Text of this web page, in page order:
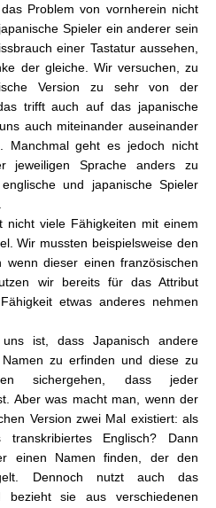
Problem von vornherein nicht
Spieler ein anderer sein
einer Tastatur aussehen,
der gleiche. Wir versuchen, zu
Version zu sehr von der
trifft auch auf das japanische
auch miteinander auseinander
Manchmal geht es jedoch nicht
jeweiligen Sprache anders zu
und japanische Spieler
nicht viele Fähigkeiten mit einem
Wir mussten beispielsweise den
wenn dieser einen französischen
wir bereits für das Attribut
etwas anderes nehmen
ist, dass Japanisch andere
zu erfinden und diese zu
sichergehen, dass jeder
Aber was macht man, wenn der
Version zwei Mal existiert: als
Englisch? Dann
einen Namen finden, der den
Dennoch nutzt auch das
bezieht sie aus verschiedenen